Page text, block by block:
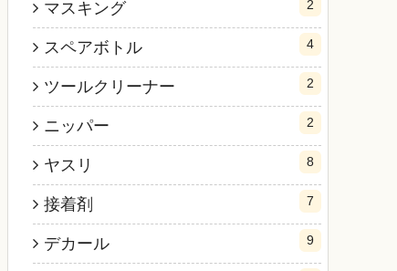
マスキング 2
スペアボトル 4
ツールクリーナー 2
ニッパー 2
ヤスリ 8
接着剤 7
デカール 9